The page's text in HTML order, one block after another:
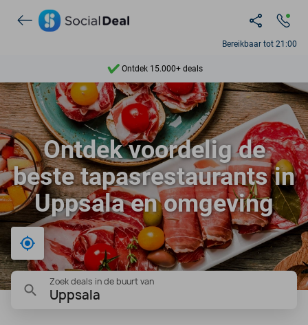
Bereikbaar tot 21:00
Ontdek 15.000+ deals
7 dagen per week beschikbaar
10+ miljoen leden
9,4
Ontdek 15.000+ deals
Ontdek voordelig de
beste tapasrestaurants in
Uppsala en omgeving
Bij mij in de buurt
Zoek deals in de buurt van
Uppsala